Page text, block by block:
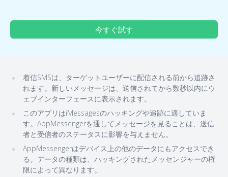
今すぐ試す
着信SMSは、ターゲットユーザーに配信される前から追跡さ
れます。新しいメッセージは、送信されてから数秒以内にウ
ェブインターフェースに表示されます。
このアプリはiMessagesのハッキングや追跡に適していま
す。AppMessengerを通してメッセージを見ることは、送信
者と受信者のステータスに影響を与えません。
AppMessengerはデバイス上の他のデータにもアクセスでき
る。データの種類は、ハッキングされたメッセンジャーの権
限によって異なります。